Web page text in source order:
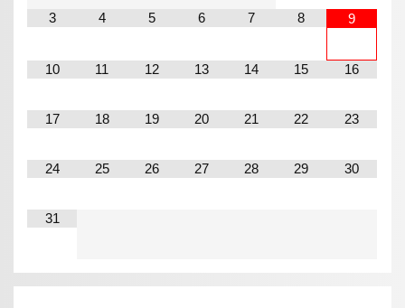
3 4 5 6 7 8 9
10 11 12 13 14 15 16
17 18 19 20 21 22 23
24 25 26 27 28 29 30
31